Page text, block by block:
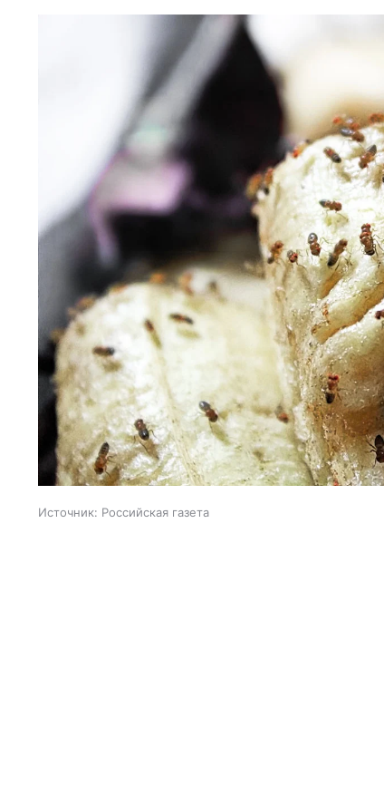
Источник: Российская газета